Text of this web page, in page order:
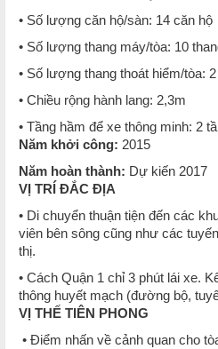
• Số lượng căn hộ/sàn: 14 căn hộ
• Số lượng thang máy/tòa: 10
• Số lượng thang thoát hiểm/tòa:
• Chiều rộng hành lang: 2,3m
• Tầng hầm để xe thông minh: 2
Năm khởi công: 2015
Năm hoàn thành: Dự kiến 2017
VỊ TRÍ ĐẮC ĐỊA
• Di chuyển thuận tiện đến các
viên bên sông cũng như các
thị.
• Cách Quận 1 chỉ 3 phút lái xe.
thông huyết mạch (đường bộ,
VỊ THẾ TIÊN PHONG
• Điểm nhấn về cảnh quan cho